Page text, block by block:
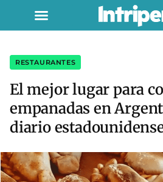
RESTAURANTES
El mejor lugar para
empanadas en
diario